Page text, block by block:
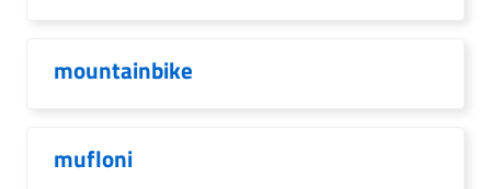
mountainbike
mufloni